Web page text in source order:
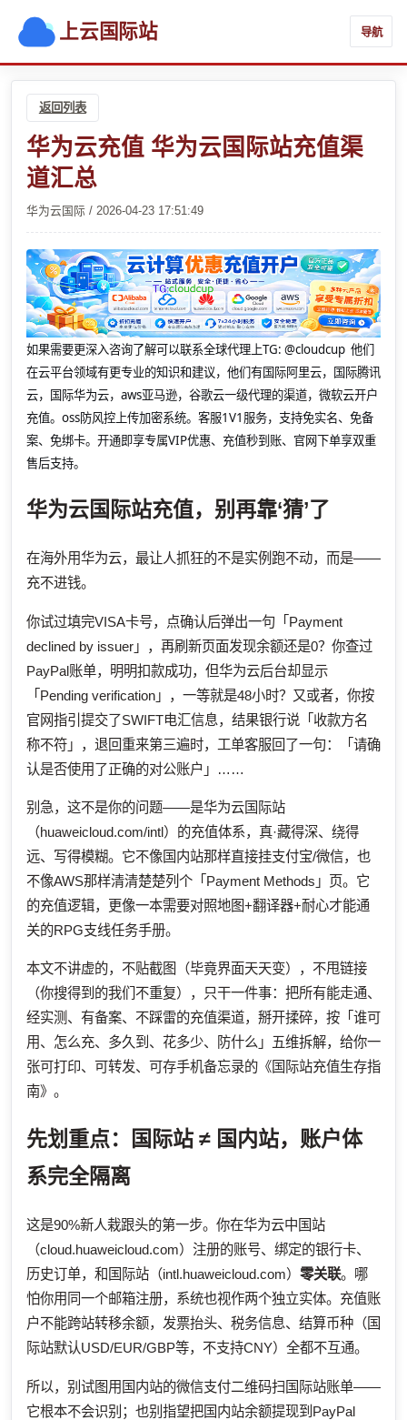
上云国际站 导航
返回列表
华为云充值 华为云国际站充值渠
道汇总
华为云国际 / 2026-04-23 17:51:49
如果需要更深入咨询了解可以联系全球代理上TG: @cloudcup 他们
在云平台领域有更专业的知识和建议，他们有国际阿里云，国际腾讯
云，国际华为云，aws亚马逊，谷歌云一级代理的渠道，微软云开户
充值。oss防风控上传加密系统。客服1V1服务，支持免实名、免备
案、免绑卡。开通即享专属VIP优惠、充值秒到账、官网下单享双重
售后支持。
华为云国际站充值，别再靠‘猜’了
在海外用华为云，最让人抓狂的不是实例跑不动，而是——
充不进钱。
你试过填完VISA卡号，点确认后弹出一句「Payment
declined by issuer」，再刷新页面发现余额还是0？你查过
PayPal账单，明明扣款成功，但华为云后台却显示
「Pending verification」，一等就是48小时？又或者，你按
官网指引提交了SWIFT电汇信息，结果银行说「收款方名
称不符」，退回重来第三遍时，工单客服回了一句：「请确
认是否使用了正确的对公账户」……
别急，这不是你的问题——是华为云国际站
（huaweicloud.com/intl）的充值体系，真·藏得深、绕得
远、写得模糊。它不像国内站那样直接挂支付宝/微信，也
不像AWS那样清清楚楚列个「Payment Methods」页。它
的充值逻辑，更像一本需要对照地图+翻译器+耐心才能通
关的RPG支线任务手册。
本文不讲虚的，不贴截图（毕竟界面天天变），不甩链接
（你搜得到的我们不重复），只干一件事：把所有能走通、
经实测、有备案、不踩雷的充值渠道，掰开揉碎，按「谁可
用、怎么充、多久到、花多少、防什么」五维拆解，给你一
张可打印、可转发、可存手机备忘录的《国际站充值生存指
南》。
先划重点：国际站 ≠ 国内站，账户体
系完全隔离
这是90%新人栽跟头的第一步。你在华为云中国站
（cloud.huaweicloud.com）注册的账号、绑定的银行卡、
历史订单，和国际站（intl.huaweicloud.com） 零关联。哪
怕你用同一个邮箱注册，系统也视作两个独立实体。充值账
户不能跨站转移余额，发票抬头、税务信息、结算币种（国
际站默认USD/EUR/GBP等，不支持CNY）全都不互通。
所以，别试图用国内站的微信支付二维码扫国际站账单——
它根本不会识别；也别指望把国内站余额提现到PayPal